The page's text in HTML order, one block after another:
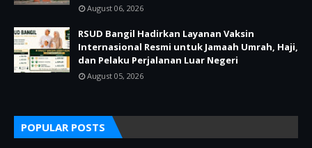
August 06, 2026
RSUD Bangil Hadirkan Layanan Vaksin
Internasional Resmi untuk Jamaah Umrah, Haji,
dan Pelaku Perjalanan Luar Negeri
August 05, 2026
POPULAR POSTS